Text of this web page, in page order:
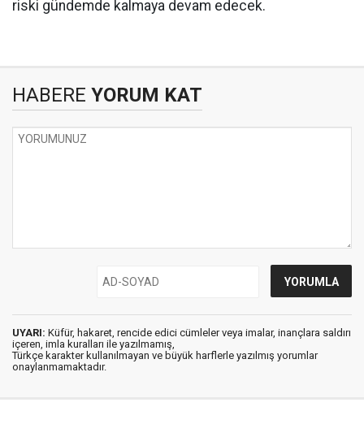
riski gündemde kalmaya devam edecek.
HABERE YORUM KAT
UYARI: Küfür, hakaret, rencide edici cümleler veya imalar, inançlara saldırı
içeren, imla kuralları ile yazılmamış,
Türkçe karakter kullanılmayan ve büyük harflerle yazılmış yorumlar
onaylanmamaktadır.